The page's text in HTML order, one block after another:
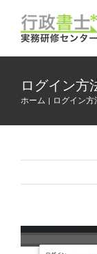
content
ログイン方
ホーム ログイン方